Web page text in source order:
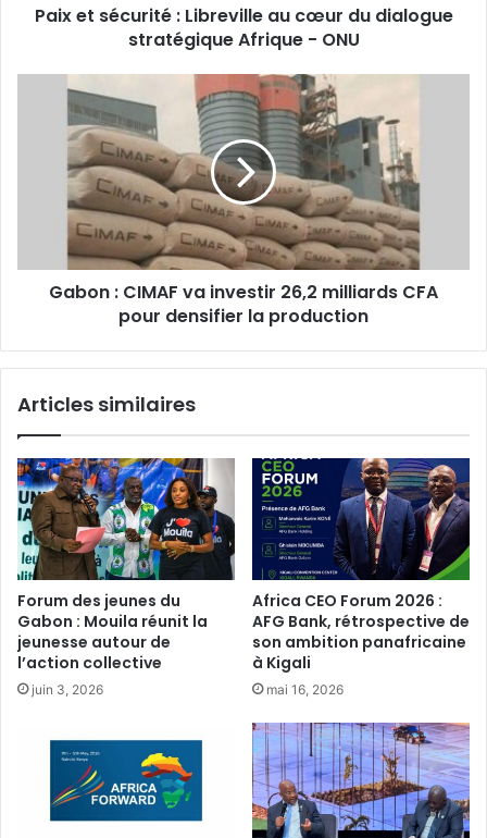
stratégique
Paix et sécurité : Libreville au cœur du dialogue
stratégique Afrique - ONU
milliards
pour
densifierGabon : CIMAF va investir 26,2 milliards CFA
pour densifier la production‎
Articles similaires
Forum des jeunes du
Gabon : Mouila réunit la
jeunesse autour de
l’action collective
juin 3, 2026
Africa CEO Forum 2026 :
AFG Bank, rétrospective de
son ambition panafricaine
à Kigali
mai 16, 2026